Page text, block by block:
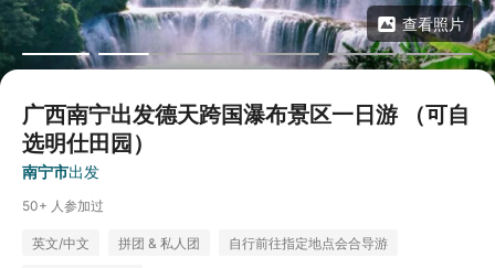
查看照片
广西南宁出发德天跨国瀑布景区一日游 （可自
选明仕田园）
南宁市出发
50+ 人参加过
英文/中文 拼团 & 私人团 自行前往指定地点会合导游